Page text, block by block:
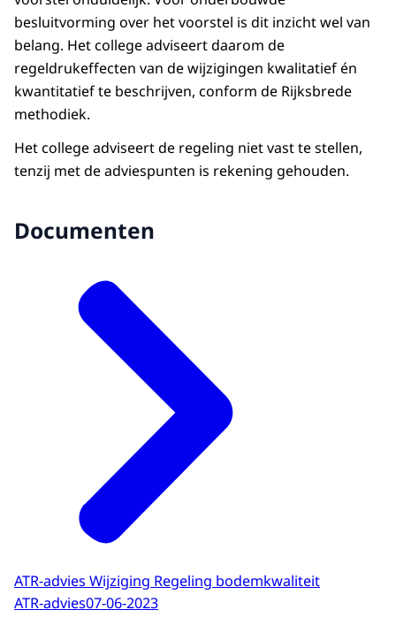
besluitvorming over het voorstel is dit inzicht wel van
belang. Het college adviseert daarom de
regeldrukeffecten van de wijzigingen kwalitatief én
kwantitatief te beschrijven, conform de Rijksbrede
methodiek.
Het college adviseert de regeling niet vast te stellen,
tenzij met de adviespunten is rekening gehouden.
Documenten
ATR-advies Wijziging Regeling bodemkwaliteit
ATR-advies07-06-2023